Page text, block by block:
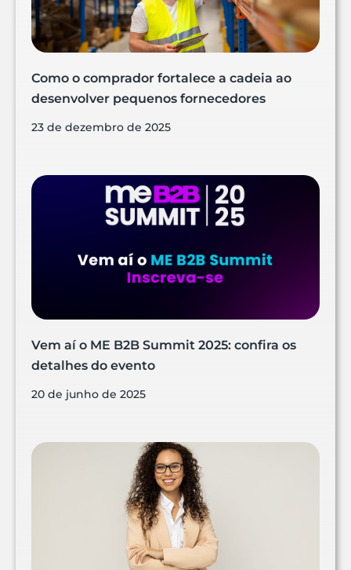
Como o comprador fortalece a cadeia ao
desenvolver pequenos fornecedores
23 de dezembro de 2025
Vem aí o ME B2B Summit 2025: confira os
detalhes do evento
20 de junho de 2025